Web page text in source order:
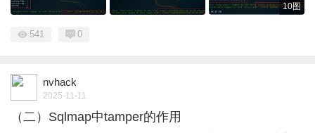
10图
541 0
nvhack
2025-11-11
（二）Sqlmap中tamper的作用